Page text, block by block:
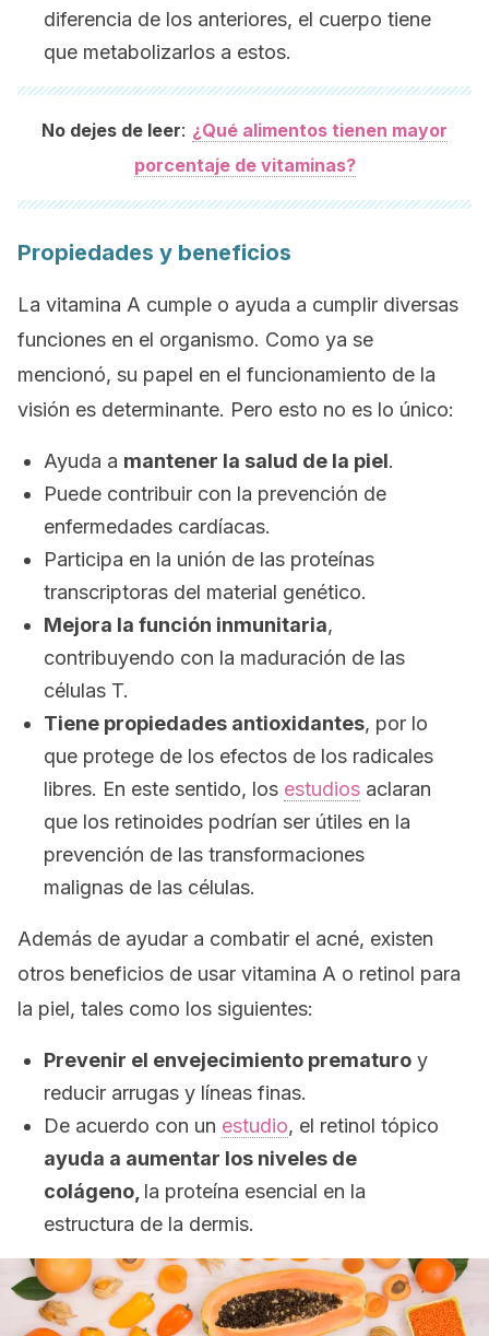
diferencia de los anteriores, el cuerpo tiene
que metabolizarlos a estos.
No dejes de leer: ¿Qué alimentos tienen mayor
porcentaje de vitaminas?
Propiedades y beneficios
La vitamina A cumple o ayuda a cumplir diversas
funciones en el organismo. Como ya se
mencionó, su papel en el funcionamiento de la
visión es determinante. Pero esto no es lo único:
Ayuda a mantener la salud de la piel.
Puede contribuir con la prevención de
enfermedades cardíacas.
Participa en la unión de las proteínas
transcriptoras del material genético.
Mejora la función inmunitaria,
contribuyendo con la maduración de las
células T.
Tiene propiedades antioxidantes, por lo
que protege de los efectos de los radicales
libres. En este sentido, los estudios aclaran
que los retinoides podrían ser útiles en la
prevención de las transformaciones
malignas de las células.
Además de ayudar a combatir el acné, existen
otros beneficios de usar vitamina A o retinol para
la piel, tales como los siguientes:
Prevenir el envejecimiento prematuro y
reducir arrugas y líneas finas.
De acuerdo con un estudio, el retinol tópico
ayuda a aumentar los niveles de
colágeno, la proteína esencial en la
estructura de la dermis.